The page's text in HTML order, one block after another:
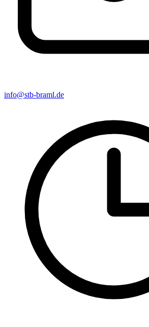
info@stb-braml.de